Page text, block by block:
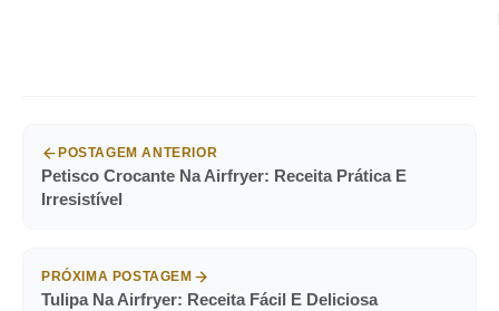
POSTAGEM ANTERIOR
Petisco Crocante Na Airfryer: Receita Prática E
Irresistível
PRÓXIMA POSTAGEM
Tulipa Na Airfryer: Receita Fácil E Deliciosa